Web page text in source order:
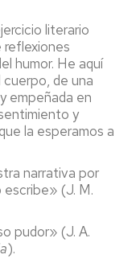
literario
reflexiones
humor. He aquí
cuerpo, de una
empeñada en
y
la esperamos a
narrativa por
(J. M.
pudor» (J. A.
).